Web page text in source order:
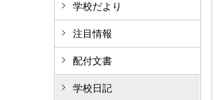
学校だより
注目情報
配付文書
学校日記